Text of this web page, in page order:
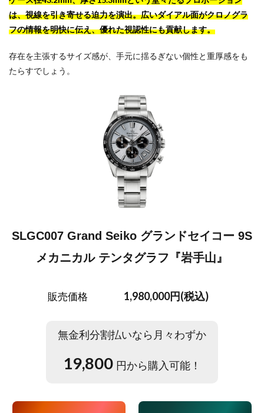
は、視線を引き寄せる迫力を演出。広いダイアル面がクロノグラ
フの情報を明快に伝え、優れた視認性にも貢献します。
存在を主張するサイズ感が、手元に揺るぎない個性と重厚感をも
たらすでしょう。
SLGC007 Grand Seiko グランドセイコー 9S
メカニカル テンタグラフ『岩手山』
販売価格 1,980,000円(税込)
無金利分割払いなら月々わずか
19,800 円から購入可能！